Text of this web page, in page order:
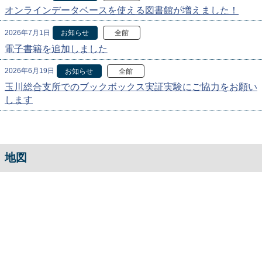
オンラインデータベースを使える図書館が増えました！
2026年7月1日 お知らせ 全館
電子書籍を追加しました
2026年6月19日 お知らせ 全館
玉川総合支所でのブックボックス実証実験にご協力をお願い
します
地図